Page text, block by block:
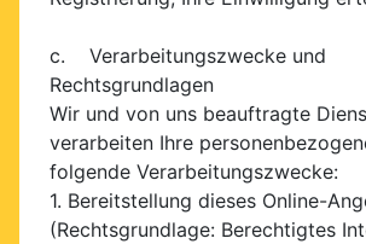
c. Verarbeitungszwecke und
Rechtsgrundlagen
Wir und von uns beauftragte
verarbeiten Ihre
folgende Verarbeitungszwecke:
1. Bereitstellung dieses Online-
(Rechtsgrundlage: Berechtigtes